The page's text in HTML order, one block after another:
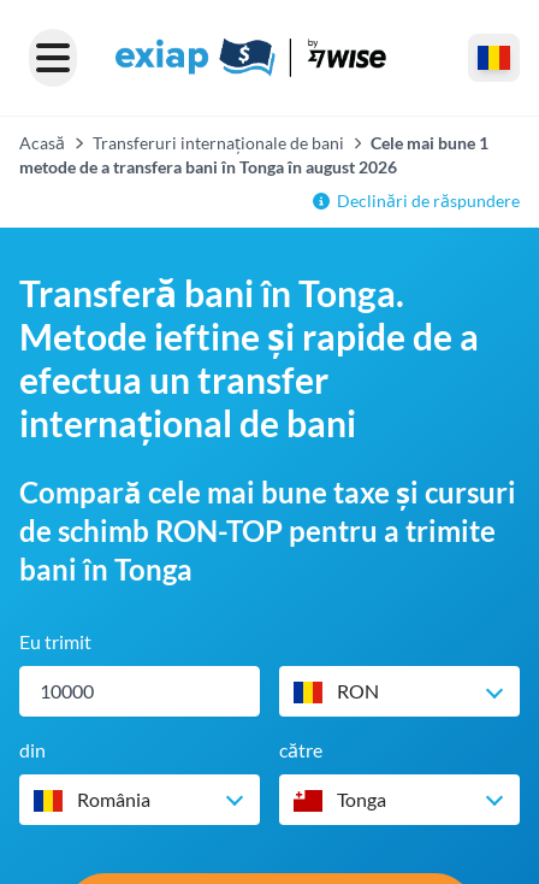
Acasă Transferuri internaționale de bani
Cele mai bune 1
metode de a transfera bani în Tonga în august 2026
Declinări de răspundere
Transferă bani în Tonga.
Metode ieftine și rapide de a
efectua un transfer
internațional de bani
Compară cele mai bune taxe și cursuri
de schimb RON-TOP pentru a trimite
bani în Tonga
Eu trimit
RON
din
România
către
Tonga